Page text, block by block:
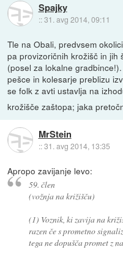
Spajky
::31. avg 2014, 09:11
Tle na Obali, predvsem
pa provizoričnih krožišč in jih
(posel za lokalne
pešce in kolesarje preblizu
se folk z avti ustavlja na
krožišče zaštopa; jaka
MrStein
::31. avg 2014, 13:35
Apropo zavijanje levo:
59. člen
(vožnja na križišču)
(1) Voznik, ki zavija na
razen če s prometno
tega ne dopušča promet z